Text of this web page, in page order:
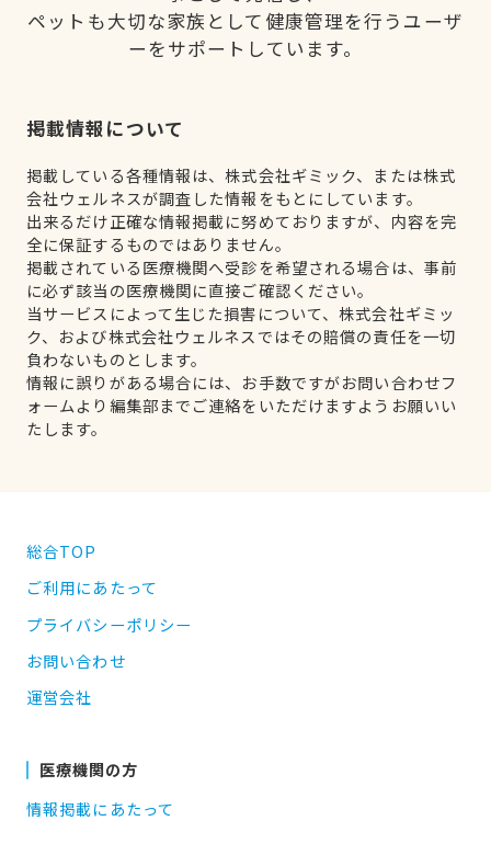
ペットも大切な家族として健康管理を行うユーザ
ーをサポートしています。
掲載情報について
掲載している各種情報は、株式会社ギミック、または株式
会社ウェルネスが調査した情報をもとにしています。
出来るだけ正確な情報掲載に努めておりますが、内容を完
全に保証するものではありません。
掲載されている医療機関へ受診を希望される場合は、事前
に必ず該当の医療機関に直接ご確認ください。
当サービスによって生じた損害について、株式会社ギミッ
ク、および株式会社ウェルネスではその賠償の責任を一切
負わないものとします。
情報に誤りがある場合には、お手数ですがお問い合わせフ
ォームより編集部までご連絡をいただけますようお願いい
たします。
総合TOP
ご利用にあたって
プライバシーポリシー
お問い合わせ
運営会社
医療機関の方
情報掲載にあたって